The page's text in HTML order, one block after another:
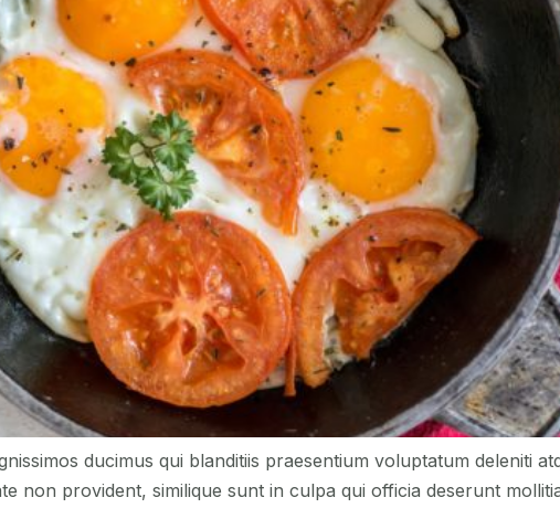
ducimus qui blanditiis praesentium voluptatum deleniti
non provident, similique sunt in culpa qui officia deserunt